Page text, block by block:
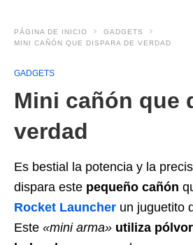
PÁGINA DE INICIO
GADGETS
MINI CAÑÓN QUE DISPARA DE VERDAD
GADGETS
Mini cañón que
verdad
Es bestial la potencia y la
dispara este pequeño cañón
Rocket Launcher un juguetito
Este «mini arma» utiliza